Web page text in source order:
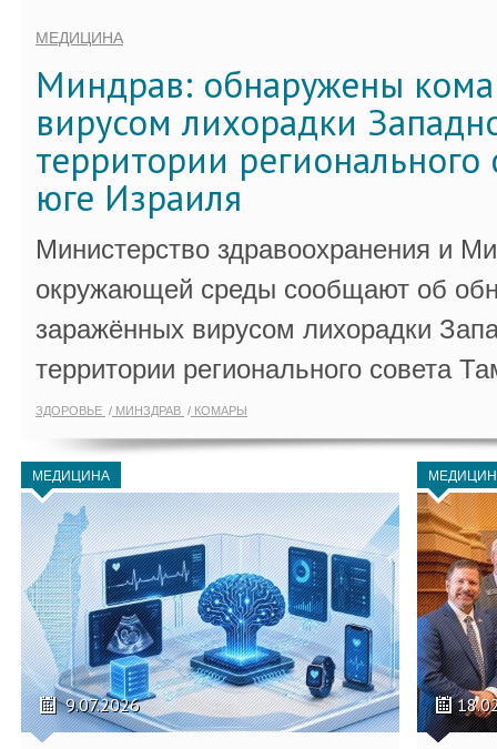
МЕДИЦИНА
Миндрав: обнаружены
вирусом лихорадки
территории регионального
юге Израиля
Министерство здравоохранения и
окружающей среды сообщают об
заражённых вирусом лихорадки
территории регионального совета
ЗДОРОВЬЕ МИНЗДРАВ КОМАРЫ
МЕДИЦИНА
9.07.2026